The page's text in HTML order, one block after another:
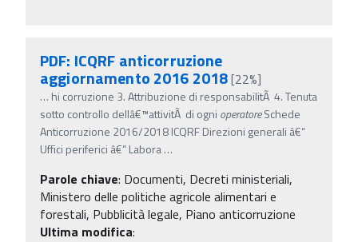
PDF: ICQRF anticorruzione
aggiornamento 2016 2018[22%]
… hi corruzione 3. Attribuzione di responsabilitÃ 4. Tenuta
sotto controllo dellâ€™attivitÃ di ogni operatoreSchede
Anticorruzione 2016/2018 ICQRF Direzioni generali â€“
Uffici periferici â€“ Labora…
Parole chiave: Documenti, Decreti ministeriali,
Ministero delle politiche agricole alimentari e
forestali, Pubblicità legale, Piano anticorruzione
Ultima modifica: